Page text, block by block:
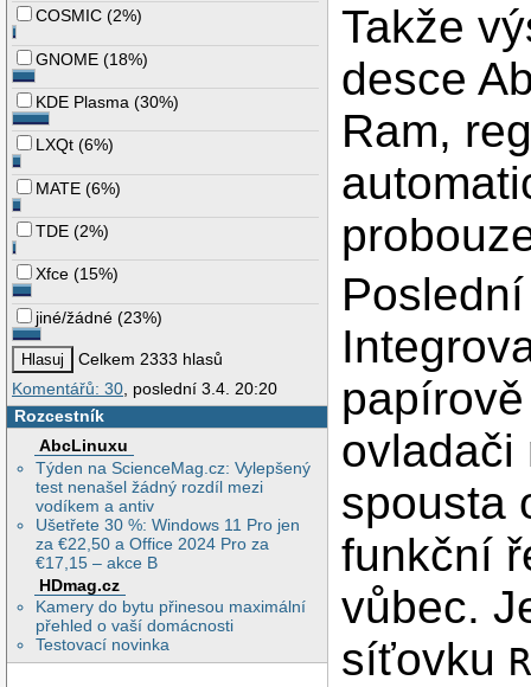
COSMIC (2%)
GNOME (18%)
KDE Plasma (30%)
LXQt (6%)
MATE (6%)
TDE (2%)
Xfce (15%)
jiné/žádné (23%)
Celkem 2333 hlasů
Komentářů: 30, poslední 3.4. 20:20
Rozcestník
AbcLinuxu
Týden na ScienceMag.cz: Vylepšený
test nenašel žádný rozdíl mezi
vodíkem a antiv
Ušetřete 30 %: Windows 11 Pro jen
za €22,50 a Office 2024 Pro za
€17,15 – akce B
HDmag.cz
Kamery do bytu přinesou maximální
přehled o vaší domácnosti
Testovací novinka
Takže
desce
Ram,
ovladači
spousta
funkční
vůbec.
síťovku